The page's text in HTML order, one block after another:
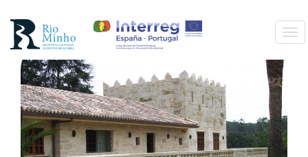
contido
principal
contido
principal